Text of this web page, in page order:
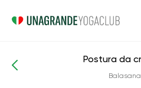
Postura da
Balasana